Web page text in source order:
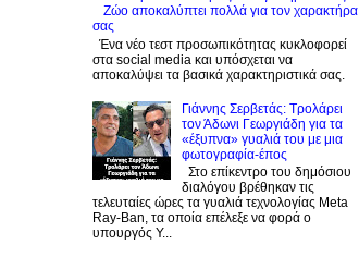
Zώο αποκαλύπτει πολλά για τον χαρακτήρα
σας
Ένα νέο τεστ προσωπικότητας κυκλοφορεί
στα social media και υπόσχεται να
αποκαλύψει τα βασικά χαρακτηριστικά σας.
Γιάννης Σερβετάς: Τρολάρει
τον Άδωνι Γεωργιάδη για τα
«έξυπνα» γυαλιά του με μια
φωτογραφία-έπος
Στο επίκεντρο του δημόσιου
διαλόγου βρέθηκαν τις
τελευταίες ώρες τα γυαλιά τεχνολογίας Meta
Ray-Ban, τα οποία επέλεξε να φορά ο
υπουργός Υ...